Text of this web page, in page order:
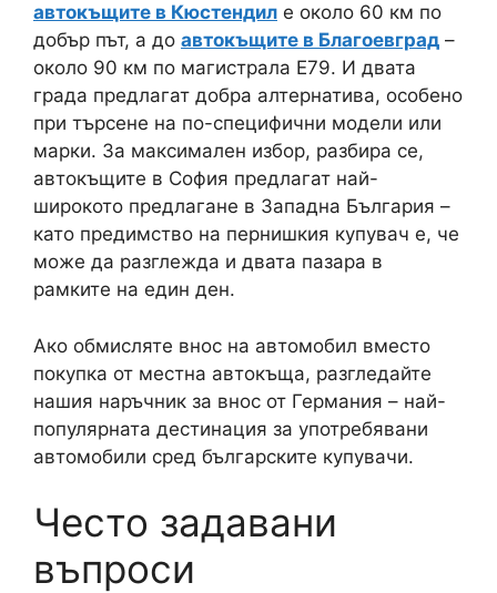
автокъщите в Кюстендил е около 60 км по
добър път, а до автокъщите в Благоевград –
около 90 км по магистрала Е79. И двата
града предлагат добра алтернатива, особено
при търсене на по-специфични модели или
марки. За максимален избор, разбира се,
автокъщите в София предлагат най-
широкото предлагане в Западна България –
като предимство на пернишкия купувач е, че
може да разглежда и двата пазара в
рамките на един ден.
Ако обмисляте внос на автомобил вместо
покупка от местна автокъща, разгледайте
нашия наръчник за внос от Германия – най-
популярната дестинация за употребявани
автомобили сред българските купувачи.
Често задавани
въпроси